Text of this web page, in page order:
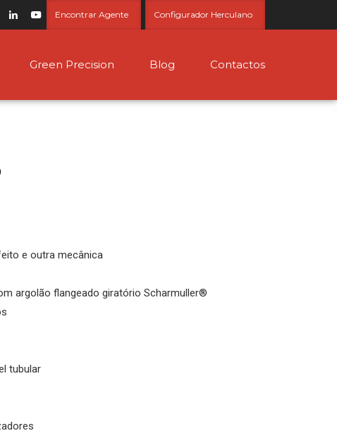
Encontrar Agente Configurador Herculano
Green Precision Blog Contactos
e outra mecânica
argolão flangeado giratório Scharmuller®
tubular